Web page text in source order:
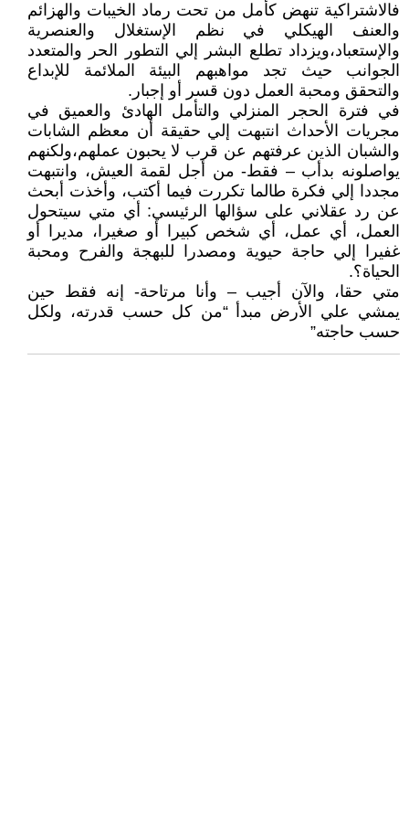
فالاشتراكية تنهض كأمل من تحت رماد الخيبات والهزائم
والعنف الهيكلي في نظم الإستغلال والعنصرية
والإستعباد،ويزداد تطلع البشر إلي التطور الحر والمتعدد
الجوانب حيث تجد مواهبهم البيئة الملائمة للإبداع
والتحقق ومحبة العمل دون قسر أو إجبار.
في فترة الحجر المنزلي والتأمل الهادئ والعميق في
مجريات الأحداث انتبهت إلي حقيقة أن معظم الشابات
والشبان الذين عرفتهم عن قرب لا يحبون عملهم،ولكنهم
يواصلونه بدأب – فقط- من أجل لقمة العيش، وانتبهت
مجددا إلي فكرة طالما تكررت فيما أكتب، وأخذت أبحث
عن رد عقلاني على سؤالها الرئيسي: أي متي سيتحول
العمل، أي عمل، أي شخص كبيرا أو صغيرا، مديرا أو
غفيرا إلي حاجة حيوية ومصدرا للبهجة والفرح ومحبة
الحياة؟.
متي حقا، والآن أجيب – وأنا مرتاحة- إنه فقط حين
يمشي علي الأرض مبدأ “من كل حسب قدرته، ولكل
حسب حاجته”